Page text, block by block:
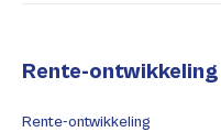
Rente-ontwikkeling
Rente-ontwikkeling